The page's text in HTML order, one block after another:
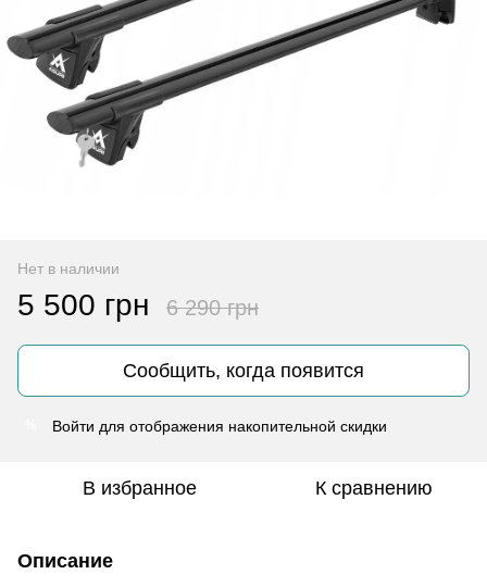
Нет в наличии
5 500 грн 6 290 грн
Сообщить, когда появится
Войти для отображения накопительной скидки
В избранное К сравнению
Описание